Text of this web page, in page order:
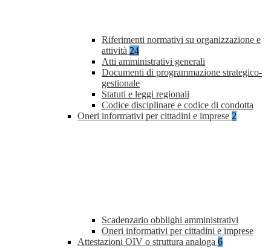
Riferimenti normativi su organizzazione e
attività 24
Atti amministrativi generali
Documenti di programmazione strategico-
gestionale
Statuti e leggi regionali
Codice disciplinare e codice di condotta
Oneri informativi per cittadini e imprese 2
Scadenzario obblighi amministrativi
Oneri informativi per cittadini e imprese
Attestazioni OIV o struttura analoga 6